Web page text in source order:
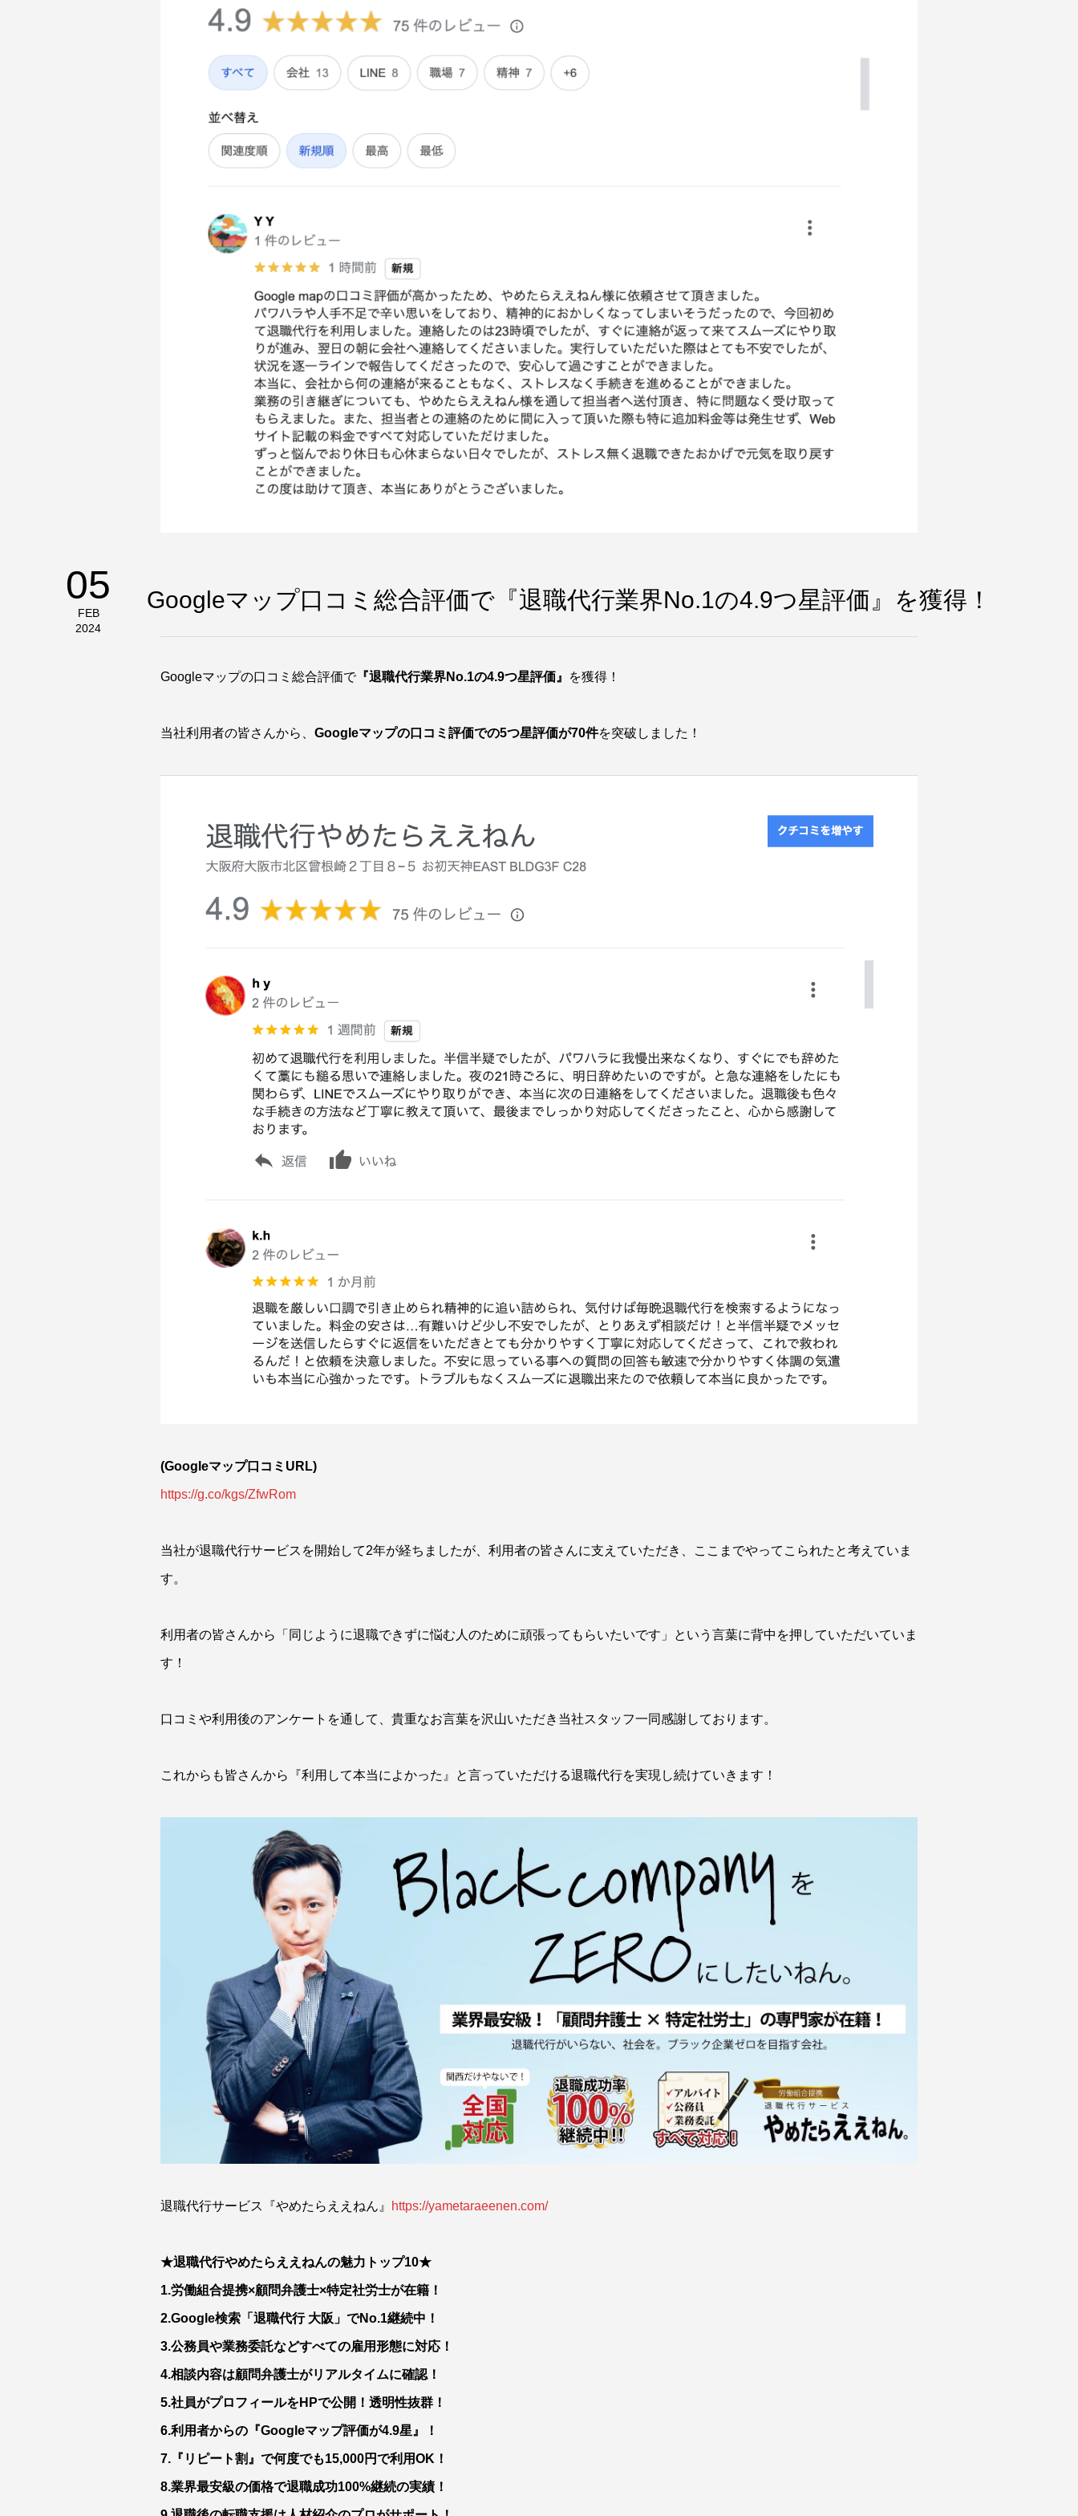
05
FEB
2024
Googleマップ口コミ総合評価で『退職代行業界No.1の4.9つ星評価』を獲得！
Googleマップの口コミ総合評価で『退職代行業界No.1の4.9つ星評価』 を獲得！
当社利用者の皆さんから、 Googleマップの口コミ評価での5つ星評価が70件を突破しました！
(Googleマップ口コミURL)
https://g.co/kgs/ZfwRom
当社が退職代行サービスを開始して2年が経ちましたが、利用者の皆さんに支えていただき、ここまでやってこられたと考えていま
す。
利用者の皆さんから「同じように退職できずに悩む人のために頑張ってもらいたいです」という言葉に背中を押していただいていま
す！
口コミや利用後のアンケートを通して、貴重なお言葉を沢山いただき当社スタッフ一同感謝しております。
これからも皆さんから『利用して本当によかった』と言っていただける退職代行を実現し続けていきます！
退職代行サービス『やめたらええねん』 https://yametaraeenen.com/
★退職代行やめたらええねんの魅力トップ10★
1.労働組合提携×顧問弁護士×特定社労士が在籍！
2.Google検索「退職代行 大阪」でNo.1継続中！
3.公務員や業務委託などすべての雇用形態に対応！
4.相談内容は顧問弁護士がリアルタイムに確認！
5.社員がプロフィールをHPで公開！透明性抜群！
6.利用者からの『Googleマップ評価が4.9星』！
7.『リピート割』で何度でも15,000円で利用OK！
8.業界最安級の価格で退職成功100%継続の実績！